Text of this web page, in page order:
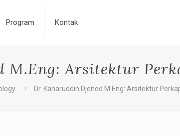
Program Kontak
M.Eng: Arsitektur
Dr. Kaharuddin Djenod M.Eng: Arsitektur